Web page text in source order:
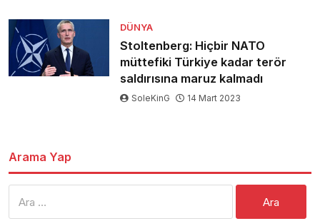
DÜNYA
Stoltenberg: Hiçbir NATO
müttefiki Türkiye kadar terör
saldırısına maruz kalmadı
SoleKinG 14 Mart 2023
Arama Yap